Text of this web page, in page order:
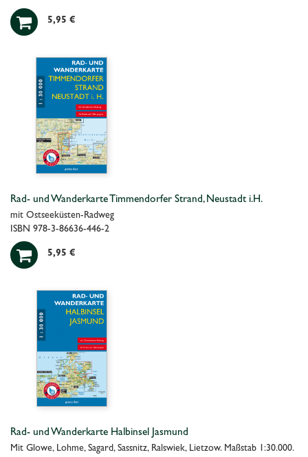
 5,95 €
Rad- und Wanderkarte Timmendorfer Strand, Neustadt i.H.
mit Ostseeküsten-Radweg
ISBN 978-3-86636-446-2
 5,95 €
Rad- und Wanderkarte Halbinsel Jasmund
Mit Glowe, Lohme, Sagard, Sassnitz, Ralswiek, Lietzow. Maßstab 1:30.000.